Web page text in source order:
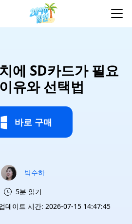
에 SD카드가 필요
유와 선택법
바로 구매
박수하
5분 읽기
데이트 시간: 2026-07-15 14:47:45